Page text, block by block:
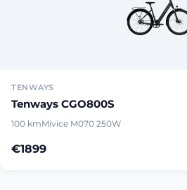
TENWAYS
Tenways CGO800S
100 kmMivice M070 250W
€1899